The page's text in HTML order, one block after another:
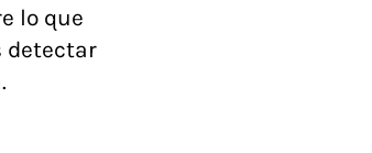
lo que
detectar